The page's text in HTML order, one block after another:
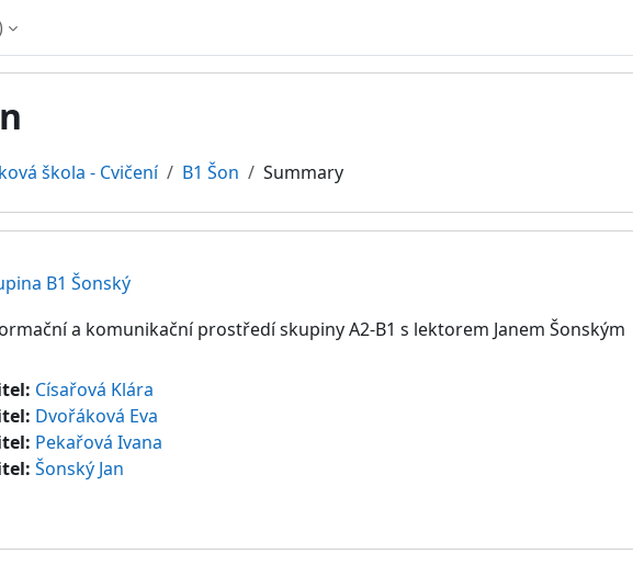
škola - Cvičení B1 Šon Summary
B1 Šonský
a komunikační prostředí skupiny A2-B1 s lektorem Janem Šonským
Císařová Klára
Dvořáková Eva
Pekařová Ivana
Šonský Jan